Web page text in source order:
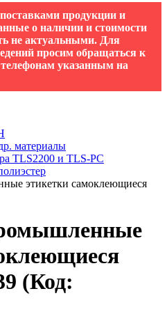
продукции и
о наличии и стоимости
не актуальными. Для
просим обращаться к
указанным на
материалы
TLS2200 и TLS-PC
этикетки самоклеющиеся
(Код: